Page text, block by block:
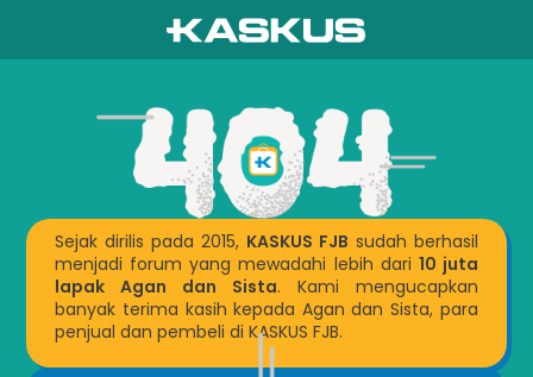
Sejak dirilis pada 2015, KASKUS FJB sudah berhasil
menjadi forum yang mewadahi lebih dari 10 juta
lapak Agan dan Sista. Kami mengucapkan
banyak terima kasih kepada Agan dan Sista, para
penjual dan pembeli di KASKUS FJB.